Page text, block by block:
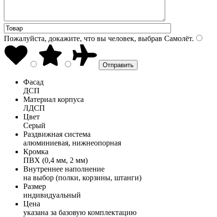
Пожалуйста, докажите, что вы человек, выбрав Самолёт.
Фасад
ДСП
Материал корпуса
ЛДСП
Цвет
Серый
Раздвижная система
алюминиевая, нижнеопорная
Кромка
ПВХ (0,4 мм, 2 мм)
Внутреннее наполнение
на выбор (полки, корзины, штанги)
Размер
индивидуальный
Цена
указана за базовую комплектацию